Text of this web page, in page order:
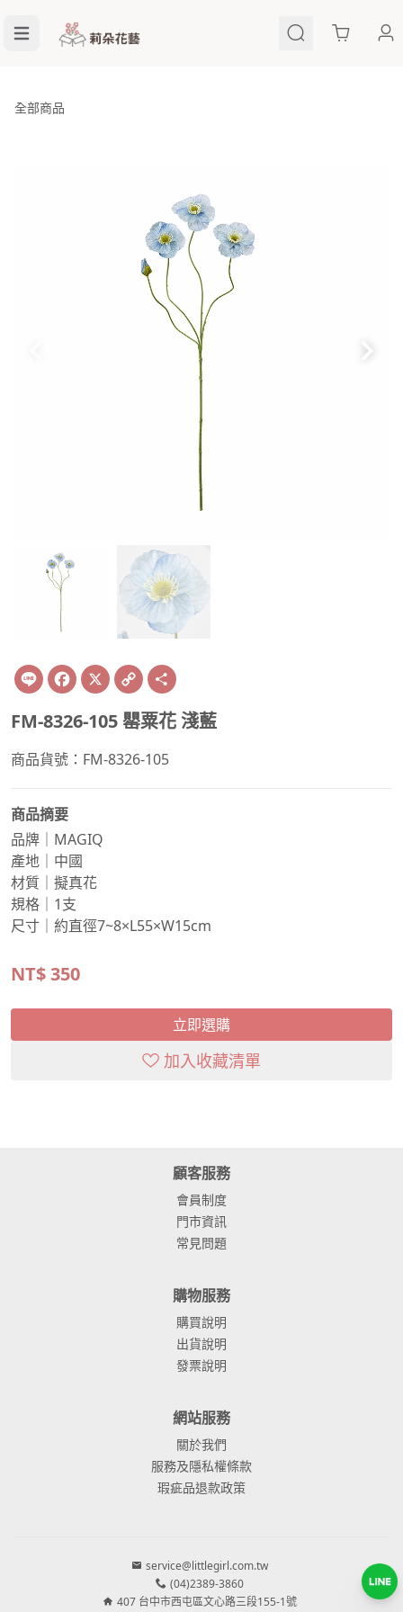
Cart
全部商品
Line Facebook
X Copy
Link
FM-8326-105 罌粟花 淺藍
商品貨號：FM-8326-105
商品摘要
品牌｜MAGIQ
產地｜中國
材質｜擬真花
規格｜1支
尺寸｜約直徑7~8×L55×W15cm
NT$350
立即選購
加入收藏清單
顧客服務
會員制度
門市資訊
常見問題
購物服務
購買說明
出貨說明
發票說明
網站服務
關於我們
服務及隱私權條款
瑕疵品退款政策
service@littlegirl.com.tw
(04)2389-3860
407 台中市西屯區文心路三段155-1號